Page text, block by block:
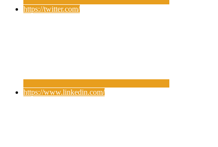
https://twitter.com/
https://www.linkedin.com/